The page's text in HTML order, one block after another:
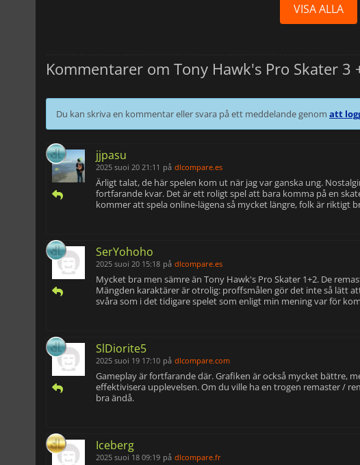
VISA ALLA
Kommentarer om Tony Hawk's Pro Skater 3
Du kan skriva en kommentar eller svara på ett meddelande genom att
jjpasu
2025 suoi 20 21:11 på dlcompare.es
Ärligt talat, de här spelen kom ut när jag var ganska ung.
fortfarande kvar. Det är ett roligt spel att bara komma på en
kommer att spela online-lägena så mycket längre, folk är riktigt
SerYohoho
2025 suoi 20 15:18 på dlcompare.es
Mycket bra men sämre än Tony Hawk's Pro Skater 1+2. De
Mängden karaktärer är otrolig: proffsmålen gör det inte så lätt
svåra som i det tidigare spelet som enligt min mening var för
SlDiorite5
2025 suoi 19 17:10 på dlcompare.com
Gameplay är fortfarande där. Grafiken är också mycket bättre,
effektivisera upplevelsen. Om du ville ha en trogen remaster /
bra ändå.
Iceberg
2025 suoi 18 09:19 på dlcompare.fr